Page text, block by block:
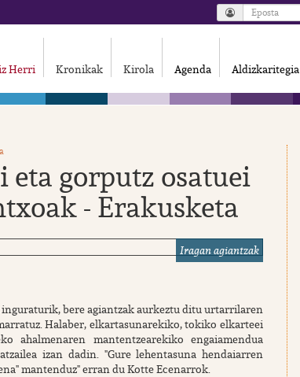
Herri Kronikak Kirola Agenda Aldizkaritegia
gorputz osatuei
- Erakusketa
Iragan agiantzak
bere agiantzak aurkeztu ditu urtarrilaren
Halaber, elkartasunarekiko, tokiko elkarteei
ahalmenaren mantentzearekiko engaiamendua
izan dadin. "Gure lehentasuna hendaiarren
mantenduz" erran du Kotte Ecenarrok.